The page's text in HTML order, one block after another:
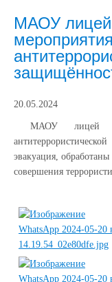
МАОУ лицей
20.05.2024
МАОУ лицей 12
эвакуация,
совершения